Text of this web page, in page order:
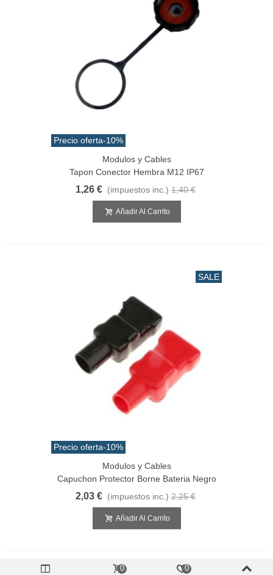
Precio oferta-10%
Modulos y Cables
Tapon Conector Hembra M12 IP67
1,26 € (impuestos inc.) 1,40 €
Añadir Al Carrito
SALE
Precio oferta-10%
Modulos y Cables
Capuchon Protector Borne Bateria Negro
2,03 € (impuestos inc.) 2,25 €
Añadir Al Carrito
0 0